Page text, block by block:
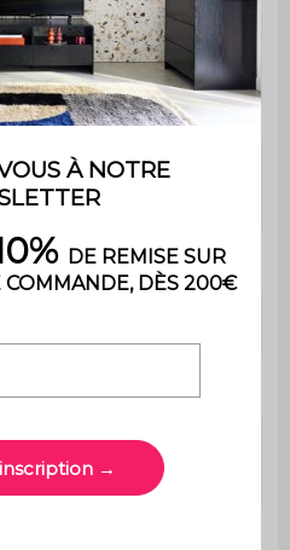
Mousse polyuréthane
(25kg/m3)
Mousse polyuréthane
(16kg/m3)
Souple
Usage domestique
uniquement